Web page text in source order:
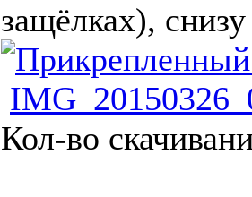
защёлках),
Кол-во